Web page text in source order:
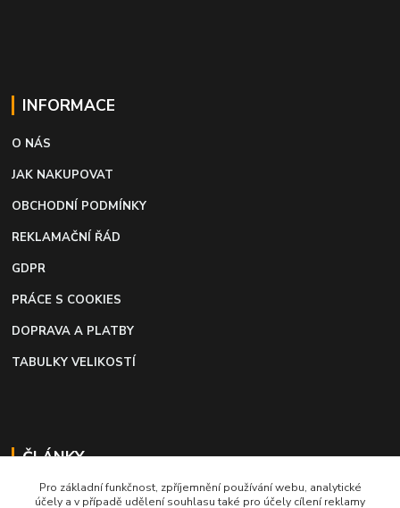
INFORMACE
O NÁS
JAK NAKUPOVAT
OBCHODNÍ PODMÍNKY
REKLAMAČNÍ ŘÁD
GDPR
PRÁCE S COOKIES
DOPRAVA A PLATBY
TABULKY VELIKOSTÍ
ČLÁNKY
Profi lepidlo na boty a kůži
Pro základní funkčnost, zpříjemnění používání webu, analytické
účely a v případě udělení souhlasu také pro účely cílení reklamy